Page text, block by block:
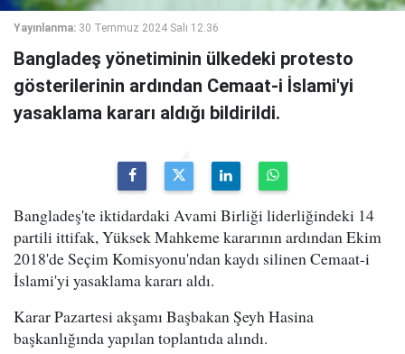
Yayınlanma: 30 Temmuz 2024 Salı 12:36
Bangladeş yönetiminin ülkedeki protesto
gösterilerinin ardından Cemaat-i İslami'yi
yasaklama kararı aldığı bildirildi.
Bangladeş'te iktidardaki Avami Birliği liderliğindeki 14
partili ittifak, Yüksek Mahkeme kararının ardından Ekim
2018'de Seçim Komisyonu'ndan kaydı silinen Cemaat-i
İslami'yi yasaklama kararı aldı.
Karar Pazartesi akşamı Başbakan Şeyh Hasina
başkanlığında yapılan toplantıda alındı.